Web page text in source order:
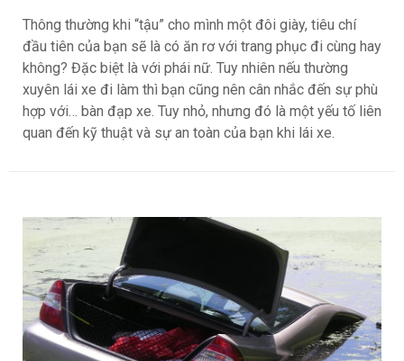
Thông thường khi “tậu” cho mình một đôi giày, tiêu chí
đầu tiên của bạn sẽ là có ăn rơ với trang phục đi cùng hay
không? Đặc biệt là với phái nữ. Tuy nhiên nếu thường
xuyên lái xe đi làm thì bạn cũng nên cân nhắc đến sự phù
hợp với… bàn đạp xe. Tuy nhỏ, nhưng đó là một yếu tố liên
quan đến kỹ thuật và sự an toàn của bạn khi lái xe.